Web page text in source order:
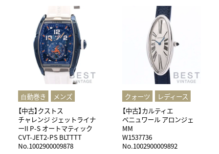
⾃動巻き
メンズ
【中古】クストス
チャレンジ ジェットライナ
ーII P-S オートマティック
CVT-JET2-PS BLTTTT
No.1002900009878
クォーツ
レディース
【中古】カルティエ
ベニュワール アロンジェ
MM
W1537736
No.1002900009892